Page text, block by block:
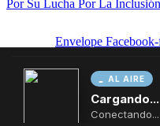
AL AIRE
Cargando...
Conectando...